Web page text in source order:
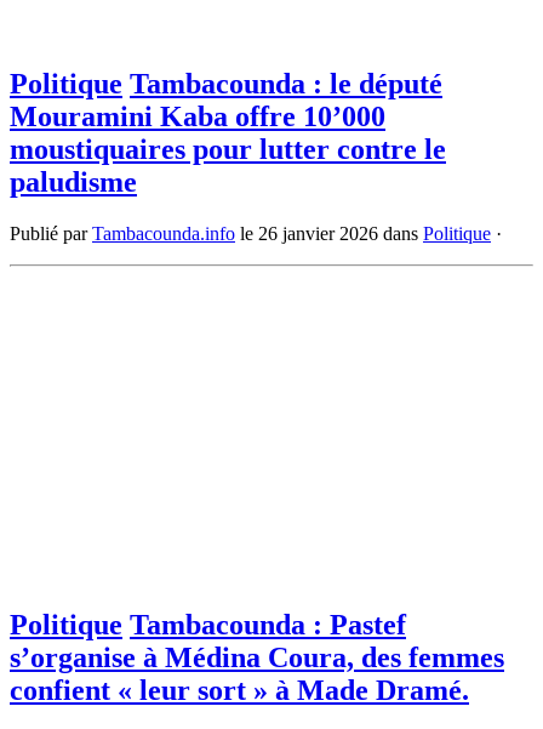
Politique Tambacounda : le député
Mouramini Kaba offre 10’000
moustiquaires pour lutter contre le
paludisme
Publié parTambacounda.info le 26 janvier 2026 dans Politique ·
Politique Tambacounda : Pastef
s’organise à Médina Coura, des femmes
confient « leur sort » à Made Dramé.